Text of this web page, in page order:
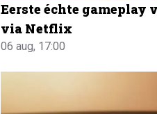
Eerste échte gameplay
via Netflix
06 aug, 17:00